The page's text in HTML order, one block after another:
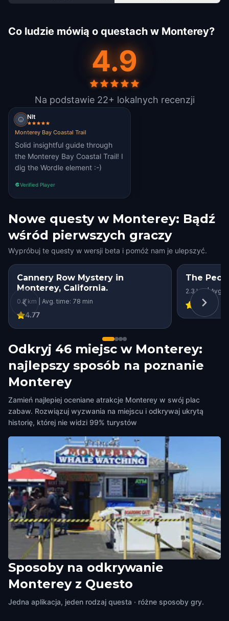
Co ludzie mówią o questach w Monterey?
4.9
Na podstawie 22+ lokalnych recenzji
Nlt
Monterey Bay Coastal Trail
Solid insightful guide through
the Monterey Bay Coastal Trail! I
dig the Wordle element :-)
Verified Player
Nowe questy w Monterey: Bądź
wśród pierwszych graczy
Wypróbuj te questy w wersji beta i pomóż nam je ulepszyć.
Cannery Row Mystery in
Monterey, California.
0.5 km | Avg. time: 78 min
4.77
The
2.3 km | Avg.
Odkryj 46 miejsc w Monterey:
najlepszy sposób na poznanie
Monterey
Zamień najlepiej oceniane atrakcje Monterey w swój plac
zabaw. Rozwiązuj wyzwania na miejscu i odkrywaj ukrytą
historię, której nie widzi 99% turystów
Whale Watching
Monterey,United States of America
Sposoby na odkrywanie
Monterey z Questo
Jedna aplikacja, jeden rodzaj questa · różne sposoby gry.